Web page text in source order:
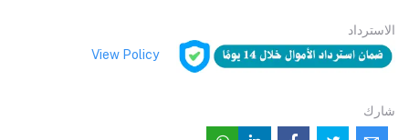
الاسترداد
View Policy
شارك